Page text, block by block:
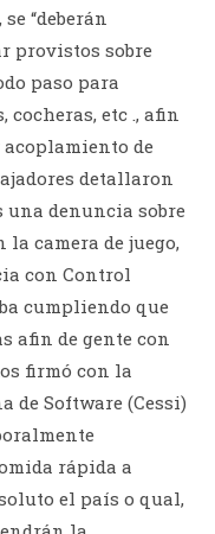
“deberán
provistos sobre
paso para
cocheras, etc ., afin
de
detallaron
una denuncia sobre
camera de juego,
con Control
cumpliendo que
afin de gente con
firmó con la
de Software (Cessi)
rápida a
el país o qual,